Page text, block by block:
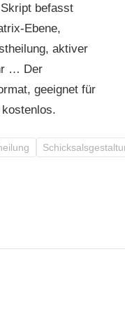
befasst
Ebene,
aktiver
… Der
geeignet für